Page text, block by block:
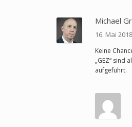
Michael
16. Mai
Keine
„GEZ“ sind
aufgeführt.